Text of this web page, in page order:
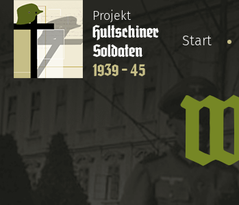
Projekt
Hultschiner
Soldaten
1939 - 45
Start